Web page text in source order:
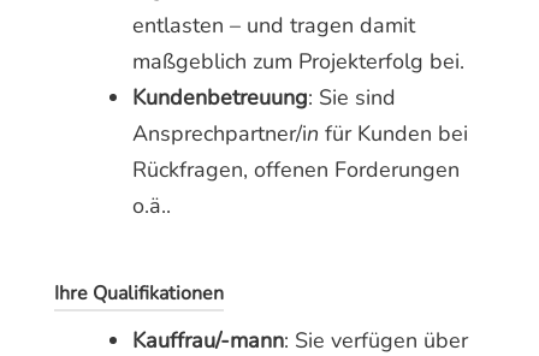
entlasten – und tragen damit
maßgeblich zum Projekterfolg bei.
Kundenbetreuung: Sie sind
Ansprechpartner/in für Kunden bei
Rückfragen, offenen Forderungen
o.ä..
Ihre Qualifikationen
Kauffrau/-mann: Sie verfügen über